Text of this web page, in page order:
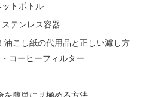
トボトル
テンレス容器
油こし紙の代用品と正しい濾し方
コーヒーフィルター
を簡単に見極める方法